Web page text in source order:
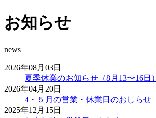
お知らせ
news
2026年08月03日
夏季休業のお知らせ（8月13〜16日）
2026年04月20日
4・５月の営業・休業日のおしらせ
2025年12月15日